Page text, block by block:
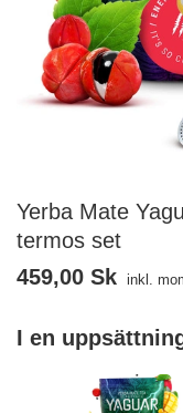
Yerba Mate
termos set
I en
459,00 Sk inkl.